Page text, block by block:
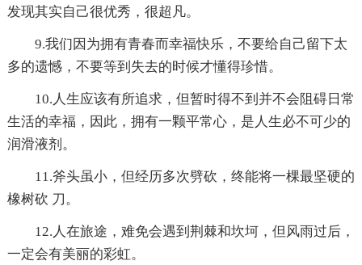
发现其实自己很优秀，很超凡。
9.我们因为拥有青春而幸福快乐，不要给自己留下太
多的遗憾，不要等到失去的时候才懂得珍惜。
10.人生应该有所追求，但暂时得不到并不会阻碍日常
生活的幸福，因此，拥有一颗平常心，是人生必不可少的
润滑液剂。
11.斧头虽小，但经历多次劈砍，终能将一棵最坚硬的
橡树砍 刀。
12.人在旅途，难免会遇到荆棘和坎坷，但风雨过后，
一定会有美丽的彩虹。